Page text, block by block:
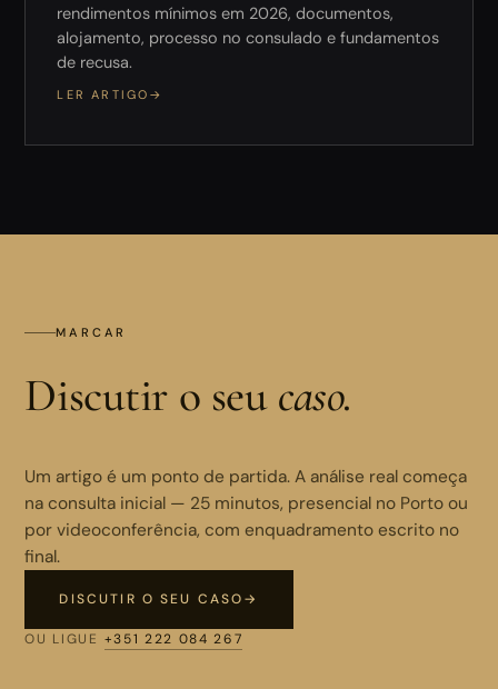
rendimentos mínimos em 2026, documentos,
alojamento, processo no consulado e fundamentos
de recusa.
LER ARTIGO →
MARCAR
Discutir o seu caso.
Um artigo é um ponto de partida. A análise real começa
na consulta inicial — 25 minutos, presencial no Porto ou
por videoconferência, com enquadramento escrito no
final.
DISCUTIR O SEU CASO→
OU LIGUE +351 222 084 267